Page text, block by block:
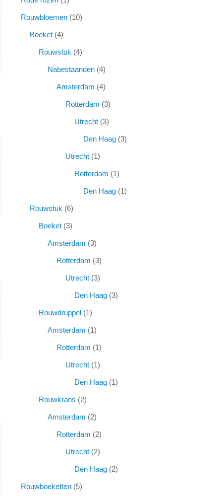
Rouwbloemen 10
Boeket 4
Rouwstuk 4
Nabestaanden 4
Amsterdam 4
Rotterdam 3
Utrecht 3
Den Haag 3
Utrecht 1
Rotterdam 1
Den Haag 1
Rouwstuk 6
Boeket 3
Amsterdam 3
Rotterdam 3
Utrecht 3
Den Haag 3
Rouwdruppel 1
Amsterdam 1
Rotterdam 1
Utrecht 1
Den Haag 1
Rouwkrans 2
Amsterdam 2
Rotterdam 2
Utrecht 2
Den Haag 2
Rouwboeketten 5